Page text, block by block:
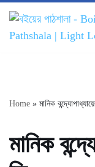
to
content
Home » মানিক
মানিক